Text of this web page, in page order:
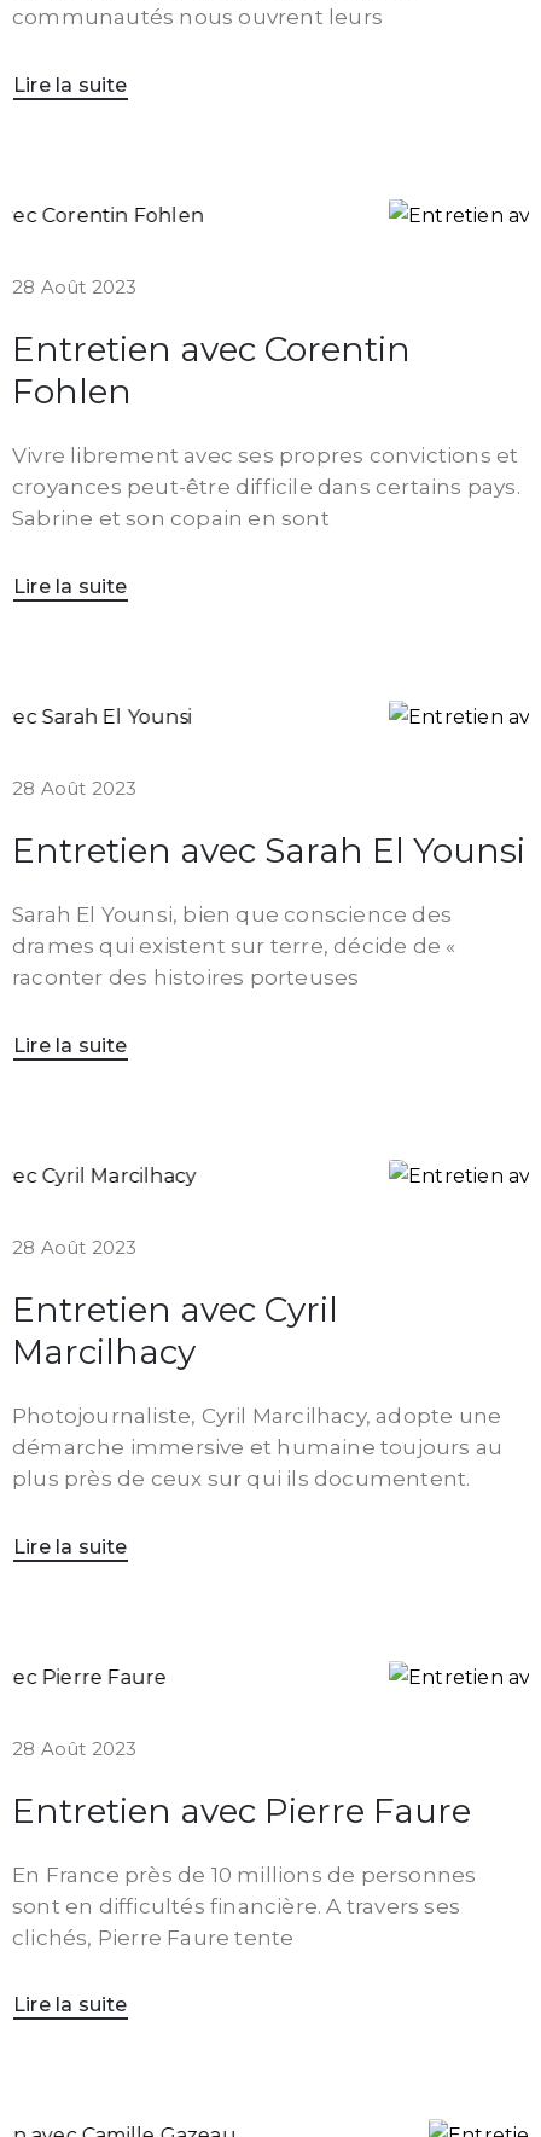
communautés nous ouvrent leurs
Lire la suite
28 Août 2023
Entretien avec Corentin
Fohlen
Vivre librement avec ses propres convictions et
croyances peut-être difficile dans certains pays.
Sabrine et son copain en sont
Lire la suite
28 Août 2023
Entretien avec Sarah El Younsi
Sarah El Younsi, bien que conscience des
drames qui existent sur terre, décide de «
raconter des histoires porteuses
Lire la suite
28 Août 2023
Entretien avec Cyril
Marcilhacy
Photojournaliste, Cyril Marcilhacy, adopte une
démarche immersive et humaine toujours au
plus près de ceux sur qui ils documentent.
Lire la suite
28 Août 2023
Entretien avec Pierre Faure
En France près de 10 millions de personnes
sont en difficultés financière. A travers ses
clichés, Pierre Faure tente
Lire la suite